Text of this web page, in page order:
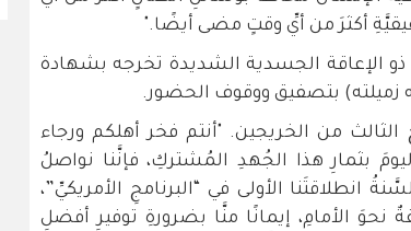
أكثرَ من أيِّ وقتٍ مضى أيضًا."
الإعاقة الجسدية الشديدة تخرجه بشهادة
زميلته) بتصفيق ووقوف الحضور.
من الخريجين. "أنتم فخر أهلكم ورجاء
بثمارِ هذا الجُهدِ المُشتركِ، فإنَّنا نواصلُ
الأولى في “البرنامجِ الأمريكيِّ”،
نحوَ الأمامِ، إيمانًا منَّا بضرورةِ توفيرِ أفضلِ